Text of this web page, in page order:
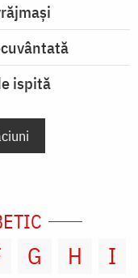
ispită
G H
I